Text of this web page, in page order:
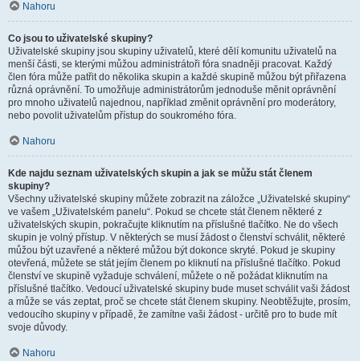
Nahoru
Co jsou to uživatelské skupiny?
Uživatelské skupiny jsou skupiny uživatelů, které dělí komunitu uživatelů na
menší části, se kterými můžou administrátoři fóra snadněji pracovat. Každý
člen fóra může patřit do několika skupin a každé skupině můžou být přiřazena
různá oprávnění. To umožňuje administrátorům jednoduše měnit oprávnění
pro mnoho uživatelů najednou, například změnit oprávnění pro moderátory,
nebo povolit uživatelům přístup do soukromého fóra.
Nahoru
Kde najdu seznam uživatelských skupin a jak se můžu stát členem
skupiny?
Všechny uživatelské skupiny můžete zobrazit na záložce „Uživatelské skupiny“
ve vašem „Uživatelském panelu“. Pokud se chcete stát členem některé z
uživatelských skupin, pokračujte kliknutím na příslušné tlačítko. Ne do všech
skupin je volný přístup. V některých se musí žádost o členství schválit, některé
můžou být uzavřené a některé můžou být dokonce skryté. Pokud je skupiny
otevřená, můžete se stát jejím členem po kliknutí na příslušné tlačítko. Pokud
členství ve skupině vyžaduje schválení, můžete o ně požádat kliknutím na
příslušné tlačítko. Vedoucí uživatelské skupiny bude muset schválit vaši žádost
a může se vás zeptat, proč se chcete stát členem skupiny. Neobtěžujte, prosím,
vedoucího skupiny v případě, že zamítne vaši žádost - určitě pro to bude mít
svoje důvody.
Nahoru